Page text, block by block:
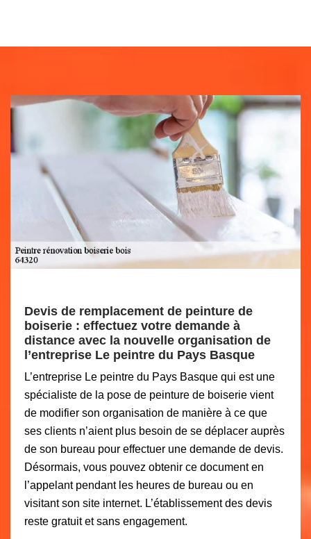
Devis de remplacement de peinture de
boiserie : effectuez votre demande à
distance avec la nouvelle organisation de
l’entreprise Le peintre du Pays Basque
L’entreprise Le peintre du Pays Basque qui est une
spécialiste de la pose de peinture de boiserie vient
de modifier son organisation de manière à ce que
ses clients n’aient plus besoin de se déplacer auprès
de son bureau pour effectuer une demande de devis.
Désormais, vous pouvez obtenir ce document en
l’appelant pendant les heures de bureau ou en
visitant son site internet. L’établissement des devis
reste gratuit et sans engagement.